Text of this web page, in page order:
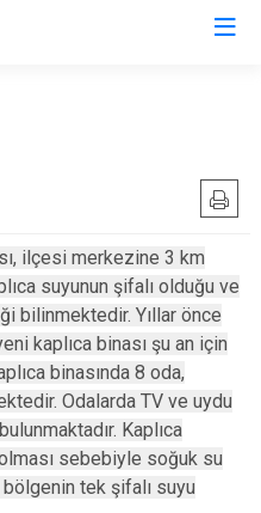
ilçesi merkezine 3 km
suyunun şifalı olduğu ve
bilinmektedir. Yıllar önce
kaplıca binası şu an için
binasında 8 oda,
Odalarda TV ve uydu
Kaplıca
olması sebebiyle soğuk su
bölgenin tek şifalı suyu